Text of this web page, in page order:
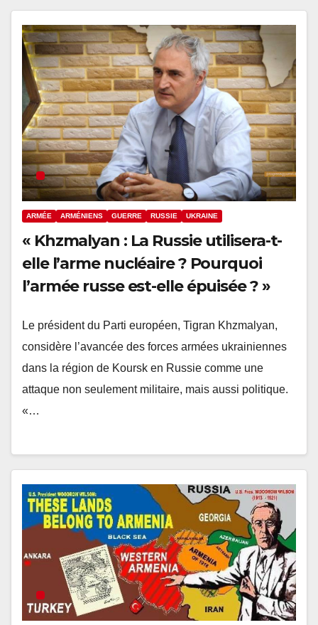
ARMÉE ARMÉNIENS GUERRE RUSSIE UKRAINE
« Khzmalyan : La Russie utilisera-t-
elle l’arme nucléaire ? Pourquoi
l’armée russe est-elle épuisée ? »
Le président du Parti européen, Tigran Khzmalyan,
considère l’avancée des forces armées ukrainiennes
dans la région de Koursk en Russie comme une
attaque non seulement militaire, mais aussi politique.
«…